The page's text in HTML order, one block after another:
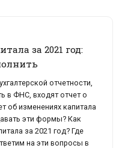
за 2021 год:
отчетности,
в ФНС, входят отчет о
об изменениях капитала
эти формы? Как
за 2021 год? Где
на эти вопросы в